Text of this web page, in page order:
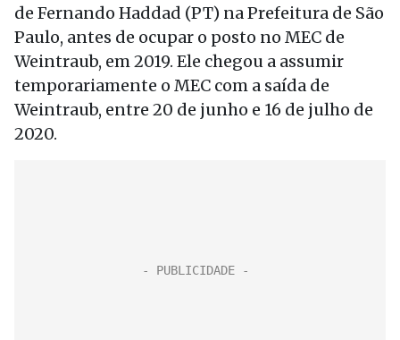
de Fernando Haddad (PT) na Prefeitura de São
Paulo, antes de ocupar o posto no MEC de
Weintraub, em 2019. Ele chegou a assumir
temporariamente o MEC com a saída de
Weintraub, entre 20 de junho e 16 de julho de
2020.